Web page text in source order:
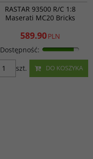
PROMOCJA
RASTAR 93500 R/C 1:8
Maserati MC20 Bricks
589.90PLN
Dostępność:
DO KOSZYKA
szt.